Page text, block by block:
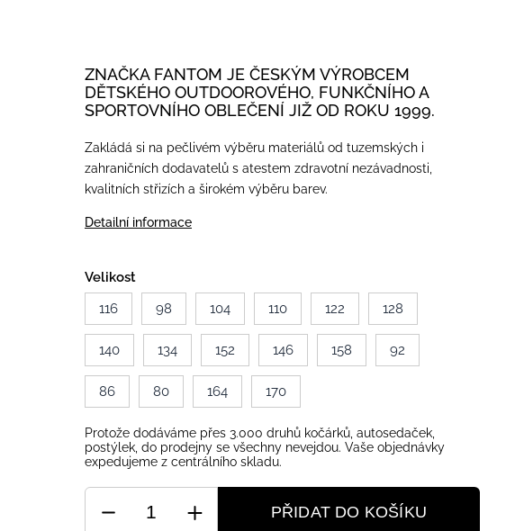
ZNAČKA FANTOM JE ČESKÝM VÝROBCEM
DĚTSKÉHO OUTDOOROVÉHO, FUNKČNÍHO A
SPORTOVNÍHO OBLEČENÍ JIŽ OD ROKU 1999.
Zakládá si na pečlivém výběru materiálů od tuzemských i
zahraničních dodavatelů s atestem zdravotní nezávadnosti,
kvalitních střizích a širokém výběru barev.
Detailní informace
Velikost
116
98 104 110 122 128
140 134 152 146 158 92
86 80 164 170
Protože dodáváme přes 3.000 druhů kočárků, autosedaček,
postýlek, do prodejny se všechny nevejdou. Vaše objednávky
expedujeme z centrálního skladu.
PŘIDAT DO KOŠÍKU